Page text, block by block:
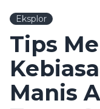
Eksplor
Tips
Manis